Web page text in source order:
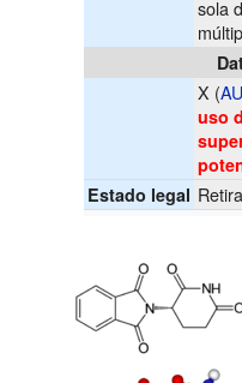
sola
X (
uso
Estado legal